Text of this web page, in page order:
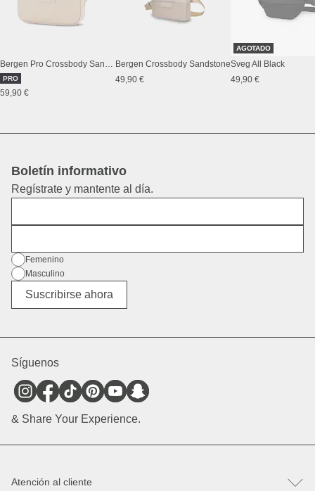
Bergen Pro Crossbody Sandstone
PRO
59,90 €
Bergen Crossbody Sandstone
49,90 €
AGOTADO
Sveg All Black
49,90 €
Boletín informativo
Regístrate y mantente al día.
Género
Femenino
Masculino
Diverso
Suscribirse ahora
Síguenos
& Share Your Experience.
Atención al cliente